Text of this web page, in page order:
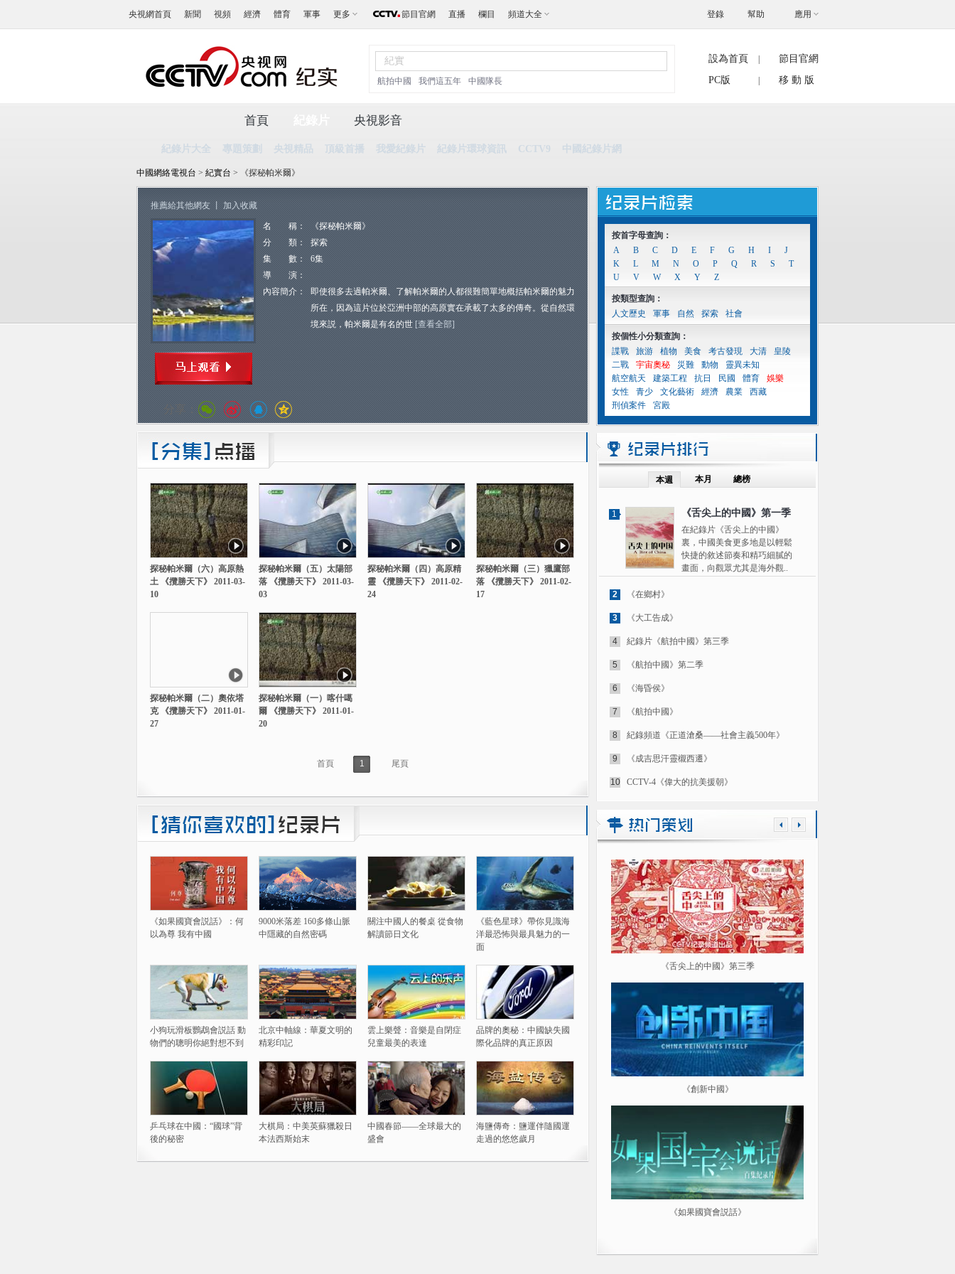
央視網首頁 新聞 視頻 經濟 體育 軍事 更多 節目官網 直播 欄目 頻道大全 幫助 應用
登錄
航拍中國 我們這五年 中國隊長
設為首頁
節目官網
PC版
移 動 版
首頁
紀錄片大全 專題策劃 央視精品 頂級首播 我愛紀錄片 紀錄片環球資訊 CCTV9 中國紀錄片網
央視影音
中國網絡電視台 > 紀實台 > 《探秘帕米爾》
推薦給其他網友 加入收藏
名 稱：
《探秘帕米爾》
分 類：
探索
集 數：
6集
導 演：
內容簡介：
即使很多去過帕米爾、了解帕米爾的人都很難簡單地概括帕米爾的魅力
所在，因為這片位於亞洲中部的高原實在承載了太多的傳奇。從自然環
境來説，帕米爾是有名的世 [查看全部]
分享：
探秘帕米爾（六）高原熱
土 《攬勝天下》 2011-03-
10
探秘帕米爾（五）太陽部
落 《攬勝天下》 2011-03-
03
探秘帕米爾（四）高原精
靈 《攬勝天下》 2011-02-
24
探秘帕米爾（三）獵鷹部
落 《攬勝天下》 2011-02-
17
探秘帕米爾（二）奧依塔
克 《攬勝天下》 2011-01-
27
探秘帕米爾（一）喀什噶
爾 《攬勝天下》 2011-01-
20
首頁 1 尾頁
《如果國寶會説話》：何
以為尊 我有中國
9000米落差 160多條山脈
中隱藏的自然密碼
關注中國人的餐桌 從食物
解讀節日文化
《藍色星球》帶你見識海
洋最恐怖與最具魅力的一
面
小狗玩滑板鸚鵡會説話 動
物們的聰明你絕對想不到
北京中軸線：華夏文明的
精彩印記
雲上樂聲：音樂是自閉症
兒童最美的表達
品牌的奧秘：中國缺失國
際化品牌的真正原因
乒乓球在中國：“國球”背
後的秘密
大棋局：中美英蘇獵殺日
本法西斯始末
中國春節——全球最大的
盛會
海鹽傳奇：鹽運伴隨國運
走過的悠悠歲月
按首字母查詢：
A
B C D E F G H I
J
K
L M N O P Q R S
T
U
V W X Y Z
按類型查詢：
人文歷史
軍事 自然 探索 社會
按個性小分類查詢：
諜戰
旅游 植物 美食 考古發現 大清
皇陵
二戰
宇宙奧秘 災難 動物
靈異未知
航空航天
建築工程 抗日 民國 體育
娛樂
女性
青少 文化藝術 經濟 農業
西藏
刑偵案件
宮殿
本週 本月 總榜
1 《舌尖上的中國》第一季
在紀錄片《舌尖上的中國》
裏，中國美食更多地是以輕鬆
快捷的敘述節奏和精巧細膩的
畫面，向觀眾尤其是海外觀..
2 《在鄉村》
3 《大工告成》
4 紀錄片《航拍中國》第三季
5 《航拍中國》第二季
6 《海昏侯》
7 《航拍中國》
8 紀錄頻道《正道滄桑——社會主義500年》
9 《成吉思汗靈櫬西遷》
10 CCTV-4《偉大的抗美援朝》
《舌尖上的中國》第三季
《創新中國》
《如果國寶會説話》